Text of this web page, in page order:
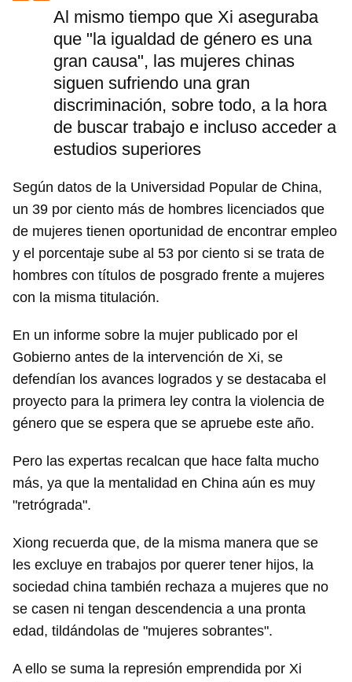
Al mismo tiempo que Xi aseguraba
que "la igualdad de género es una
gran causa", las mujeres chinas
siguen sufriendo una gran
discriminación, sobre todo, a la hora
de buscar trabajo e incluso acceder a
estudios superiores
Según datos de la Universidad Popular de China,
un 39 por ciento más de hombres licenciados que
de mujeres tienen oportunidad de encontrar empleo
y el porcentaje sube al 53 por ciento si se trata de
hombres con títulos de posgrado frente a mujeres
con la misma titulación.
En un informe sobre la mujer publicado por el
Gobierno antes de la intervención de Xi, se
defendían los avances logrados y se destacaba el
proyecto para la primera ley contra la violencia de
género que se espera que se apruebe este año.
Pero las expertas recalcan que hace falta mucho
más, ya que la mentalidad en China aún es muy
"retrógrada".
Xiong recuerda que, de la misma manera que se
les excluye en trabajos por querer tener hijos, la
sociedad china también rechaza a mujeres que no
se casen ni tengan descendencia a una pronta
edad, tildándolas de "mujeres sobrantes".
A ello se suma la represión emprendida por Xi